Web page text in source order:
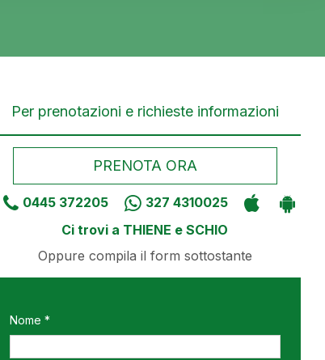
Per prenotazioni e richieste informazioni
PRENOTA ORA
0445 372205
327 4310025
Ci trovi a THIENE e SCHIO
Oppure compila il form sottostante
Nome *